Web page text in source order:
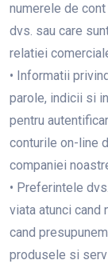
numerele de
dvs. sau care
relatiei
• Informatii
parole, indicii si
pentru
conturile on-line
companiei
• Preferintele
viata atunci cand
cand
produsele si